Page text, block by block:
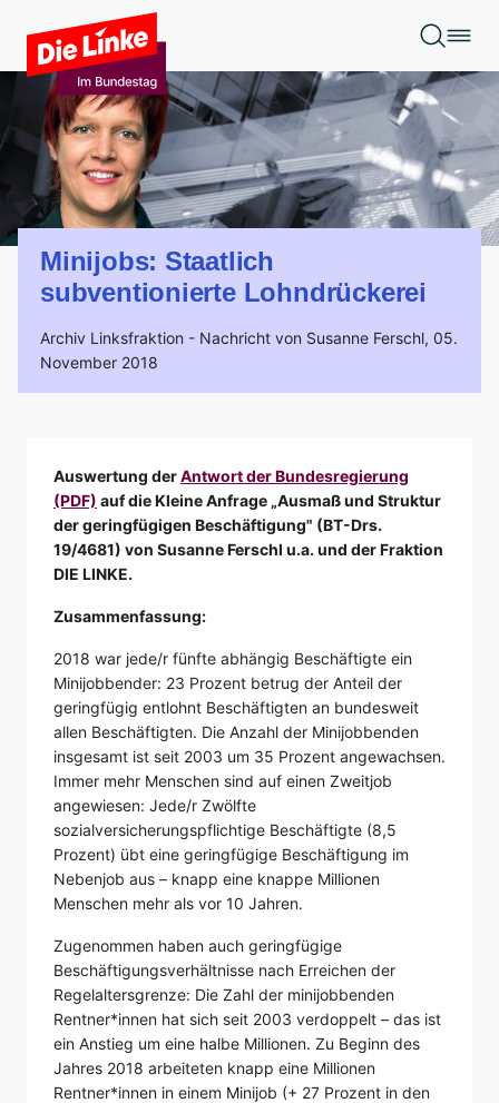
Zum Hauptinhalt springen
Minijobs: Staatlich
subventionierte Lohndrückerei
Archiv Linksfraktion - Nachricht von Susanne Ferschl, 05.
November 2018
Auswertung derAntwort der Bundesregierung
(PDF) auf die Kleine Anfrage „Ausmaß und Struktur
der geringfügigen Beschäftigung" (BT-Drs.
19/4681) von Susanne Ferschl u.a. und der Fraktion
DIE LINKE.
Zusammenfassung:
2018 war jede/r fünfte abhängig Beschäftigte ein
Minijobbender: 23 Prozent betrug der Anteil der
geringfügig entlohnt Beschäftigten an bundesweit
allen Beschäftigten. Die Anzahl der Minijobbenden
insgesamt ist seit 2003 um 35 Prozent angewachsen.
Immer mehr Menschen sind auf einen Zweitjob
angewiesen: Jede/r Zwölfte
sozialversicherungspflichtige Beschäftigte (8,5
Prozent) übt eine geringfügige Beschäftigung im
Nebenjob aus – knapp eine knappe Millionen
Menschen mehr als vor 10 Jahren.
Zugenommen haben auch geringfügige
Beschäftigungsverhältnisse nach Erreichen der
Regelaltersgrenze: Die Zahl der minijobbenden
Rentner*innen hat sich seit 2003 verdoppelt – das ist
ein Anstieg um eine halbe Millionen. Zu Beginn des
Jahres 2018 arbeiteten knapp eine Millionen
Rentner*innen in einem Minijob (+ 27 Prozent in den